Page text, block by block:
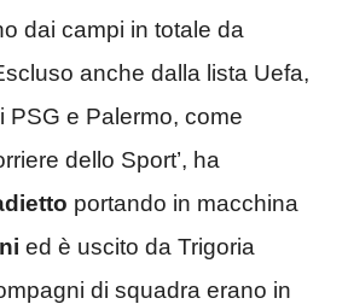
dai campi in totale da
anche dalla lista Uefa,
PSG e Palermo, come
dello Sport’, ha
portando in macchina
ed è uscito da Trigoria
di squadra erano in